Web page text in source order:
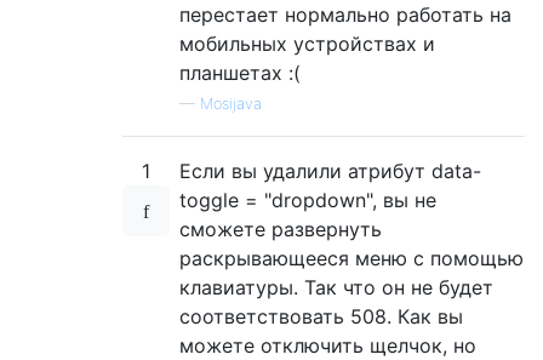
перестает нормально работать на
мобильных устройствах и
планшетах :(
— Mosijava
1
Если вы удалили атрибут data-
toggle = "dropdown", вы не
сможете развернуть
раскрывающееся меню с помощью
клавиатуры. Так что он не будет
соответствовать 508. Как вы
можете отключить щелчок, но